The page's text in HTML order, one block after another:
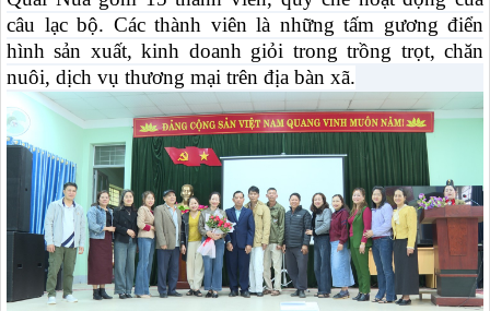
câu lạc bộ. Các thành viên là những tấm gương điển
hình sản xuất, kinh doanh giỏi trong trồng trọt, chăn
nuôi, dịch vụ thương mại trên địa bàn xã.